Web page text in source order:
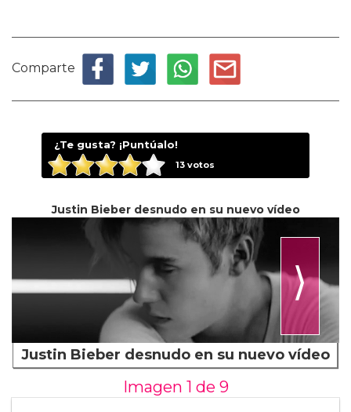
Comparte
¿Te gusta? ¡Puntúalo!
13votos
Justin Bieber desnudo en su nuevo vídeo
⟩
Justin Bieber desnudo en su nuevo vídeo
Imagen 1 de 9